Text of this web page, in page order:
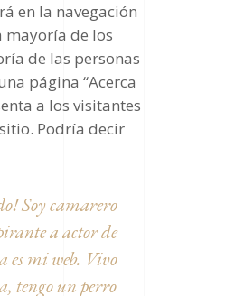
en la navegación
mayoría de los
de las personas
página “Acerca
a los visitantes
Podría decir
Soy camarero
a actor de
es mi web. Vivo
tengo un perro